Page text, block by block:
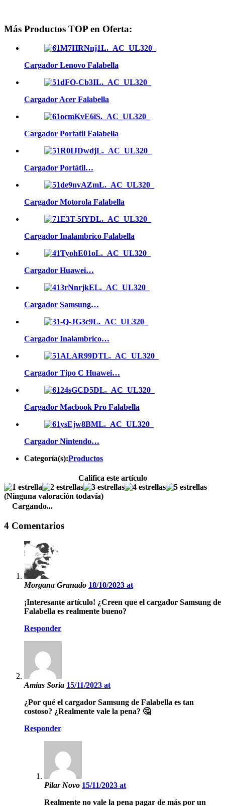
Más Productos TOP en Oferta:
Cargador Lenovo Falabella
Cargador Acer Falabella
Cargador Portatil Falabella
Cargador Portátil…
Cargador Motorola Falabella
Cargador Inalambrico Falabella
Cargador Huawei…
Cargador Samsung…
Cargador Inalambrico…
Cargador Tipo C Huawei…
Cargador Macbook Pro Falabella
Cargador Nintendo…
Categoría(s):Productos
Califica este artículo
(Ninguna valoración todavía)
Cargando...
4 Comentarios
Morgana Granado 18/10/2023 at
¡Interesante artículo! ¿Creen que el cargador Samsung de
Falabella es realmente bueno?
Responder
Amias Soria 15/11/2023 at
¿Por qué el cargador Samsung de Falabella es tan
costoso? ¿Realmente vale la pena? 🤔
Responder
Pilar Novo 15/11/2023 at
Realmente no vale la pena pagar de más por un